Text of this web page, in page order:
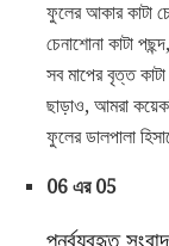
ফুলের আকার কাটা
চেনাশোনা কাটা
সব মাপের বৃত্ত
ছাড়াও, আমরা
ফুলের ডালপালা
06 এর 05